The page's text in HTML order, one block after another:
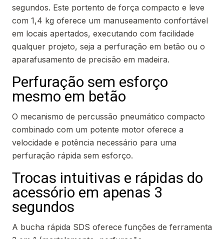
segundos. Este portento de força compacto e leve
com 1,4 kg oferece um manuseamento confortável
em locais apertados, executando com facilidade
qualquer projeto, seja a perfuração em betão ou o
aparafusamento de precisão em madeira.
Perfuração sem esforço
mesmo em betão
O mecanismo de percussão pneumático compacto
combinado com um potente motor oferece a
velocidade e potência necessário para uma
perfuração rápida sem esforço.
Trocas intuitivas e rápidas do
acessório em apenas 3
segundos
A bucha rápida SDS oferece funções de ferramenta